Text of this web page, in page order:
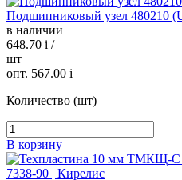
Подшипниковый узел 480210
в наличии
648.70 i /
шт
опт. 567.00 i
Количество (шт)
В корзину